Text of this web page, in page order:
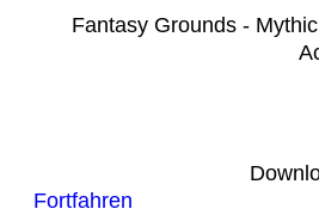
Fantasy Grounds -
Fortfahren